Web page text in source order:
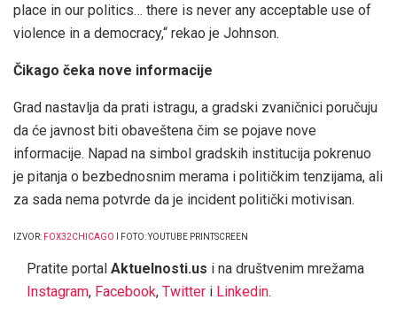
place in our politics… there is never any acceptable use of
violence in a democracy,“ rekao je Johnson.
Čikago čeka nove informacije
Grad nastavlja da prati istragu, a gradski zvaničnici poručuju
da će javnost biti obaveštena čim se pojave nove
informacije. Napad na simbol gradskih institucija pokrenuo
je pitanja o bezbednosnim merama i političkim tenzijama, ali
za sada nema potvrde da je incident politički motivisan.
IZVOR: FOX32CHICAGO I FOTO: YOUTUBE PRINTSCREEN
Pratite portal Aktuelnosti.us i na društvenim mrežama
Instagram, Facebook, Twitter i Linkedin.